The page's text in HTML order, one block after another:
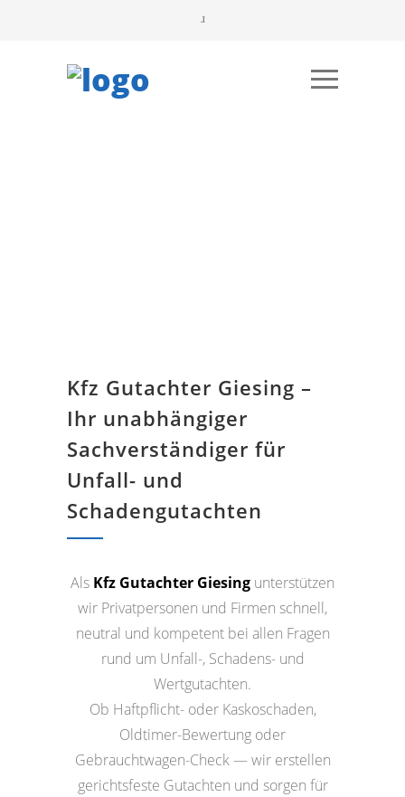
Kfz Gutachter Giesing –
Ihr unabhängiger
Sachverständiger für
Unfall- und
Schadengutachten
Als Kfz Gutachter Giesing unterstützen
wir Privatpersonen und Firmen schnell,
neutral und kompetent bei allen Fragen
rund um Unfall-, Schadens- und
Wertgutachten.
Ob Haftpflicht- oder Kaskoschaden,
Oldtimer-Bewertung oder
Gebrauchtwagen-Check — wir erstellen
gerichtsfeste Gutachten und sorgen für